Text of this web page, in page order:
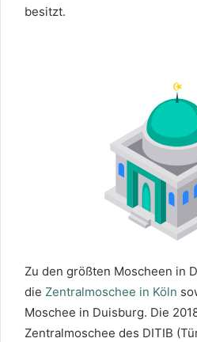
besitzt.
Zu den größten Moscheen in
die Zentralmoschee in Köln
Moschee in Duisburg. Die
Zentralmoschee des DITIB